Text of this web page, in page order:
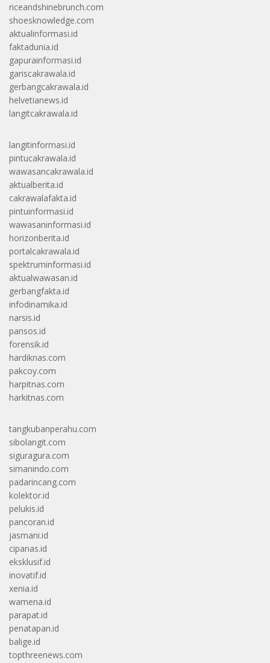
riceandshinebrunch.com
shoesknowledge.com
aktualinformasi.id
faktadunia.id
gapurainformasi.id
gariscakrawala.id
gerbangcakrawala.id
helvetianews.id
langitcakrawala.id
langitinformasi.id
pintucakrawala.id
wawasancakrawala.id
aktualberita.id
cakrawalafakta.id
pintuinformasi.id
wawasaninformasi.id
horizonberita.id
portalcakrawala.id
spektruminformasi.id
aktualwawasan.id
gerbangfakta.id
infodinamika.id
narsis.id
pansos.id
forensik.id
hardiknas.com
pakcoy.com
harpitnas.com
harkitnas.com
tangkubanperahu.com
sibolangit.com
siguragura.com
simanindo.com
padarincang.com
kolektor.id
pelukis.id
pancoran.id
jasmani.id
cipanas.id
eksklusif.id
inovatif.id
xenia.id
wamena.id
parapat.id
penatapan.id
balige.id
topthreenews.com